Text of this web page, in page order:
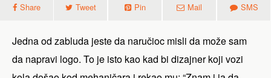
Share Tweet Pin Mail SMS
Jedna od zabluda jeste da naručioc misli da može sam
da napravi logo. To je isto kao kad bi dizajner koji vozi